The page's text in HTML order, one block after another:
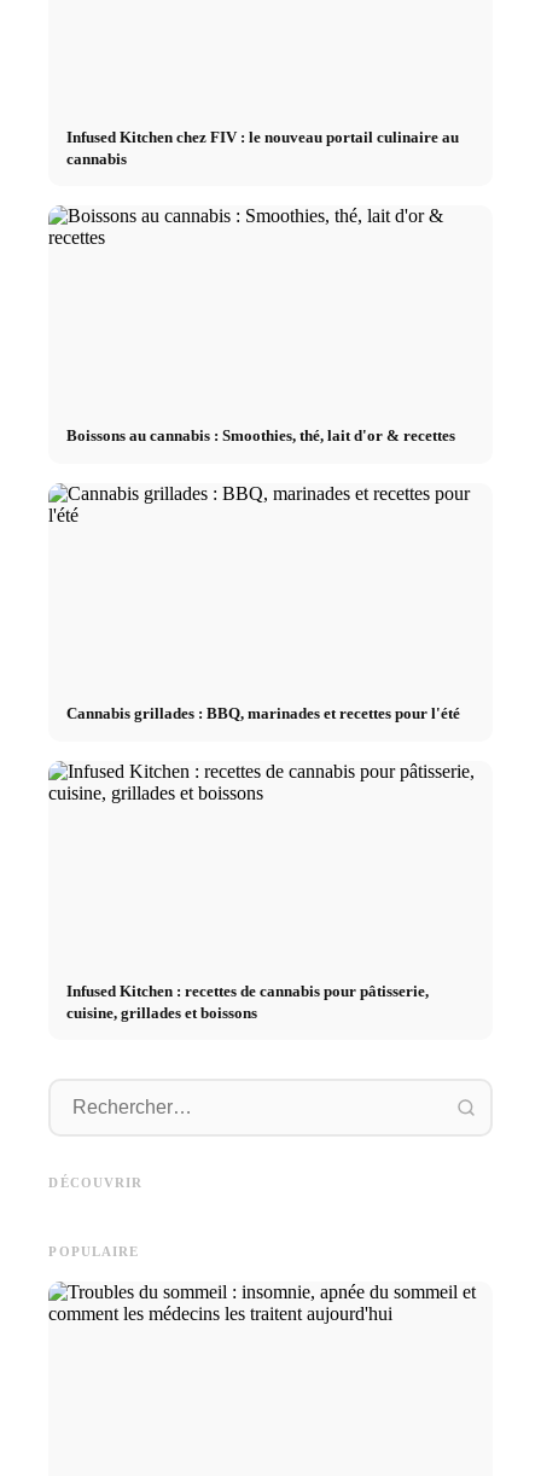
Infused Kitchen chez FIV : le nouveau portail culinaire au
cannabis
Boissons au cannabis : Smoothies, thé, lait d'or & recettes
Cannabis grillades : BBQ, marinades et recettes pour l'été
Infused Kitchen : recettes de cannabis pour pâtisserie,
cuisine, grillades et boissons
DÉCOUVRIR
sociaux : plus de ventes grâce
au marketing en ligne ciblé
POPULAIRE